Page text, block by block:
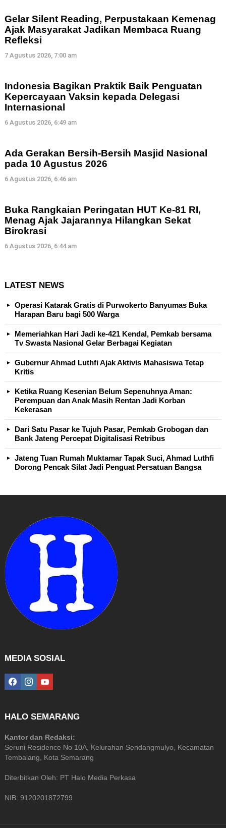
Gelar Silent Reading, Perpustakaan Kemenag
Ajak Masyarakat Jadikan Membaca Ruang
Refleksi
7 Agustus 2026, 7:00 am
Indonesia Bagikan Praktik Baik Penguatan
Kepercayaan Vaksin kepada Delegasi
Internasional
6 Agustus 2026, 6:49 am
Ada Gerakan Bersih-Bersih Masjid Nasional
pada 10 Agustus 2026
6 Agustus 2026, 6:46 am
Buka Rangkaian Peringatan HUT Ke-81 RI,
Menag Ajak Jajarannya Hilangkan Sekat
Birokrasi
6 Agustus 2026, 6:44 am
LATEST NEWS
Operasi Katarak Gratis di Purwokerto Banyumas Buka
Harapan Baru bagi 500 Warga
Memeriahkan Hari Jadi ke-421 Kendal, Pemkab bersama
Tv Swasta Nasional Gelar Berbagai Kegiatan
Gubernur Ahmad Luthfi Ajak Aktivis Mahasiswa Tetap
Kritis
Ketika Ruang Kesenian Belum Sepenuhnya Aman:
Perempuan dan Anak Masih Rentan Jadi Korban
Kekerasan
Dari Satu Pasar ke Tujuh Pasar, Pemkab Grobogan dan
Bank Jateng Percepat Digitalisasi Retribus
Jateng Tuan Rumah Muktamar Tapak Suci, Ahmad Luthfi
Dorong Pencak Silat Jadi Penguat Persatuan Bangsa
MEDIA SOSIAL
facebookinstagramyoutube
HALO SEMARANG
Kantor dan Redaksi:
Seruni Residence No 10A, Kelurahan Sendangmulyo, Kecamatan
Tembalang, Kota Semarang
Diterbitkan Oleh: PT Halo Media Perkasa
NIB: 9120201872799